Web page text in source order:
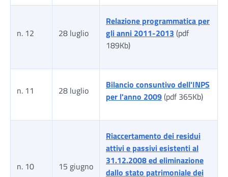
n. 12 28 luglio
Relazione programmatica per
gli anni 2011-2013 (pdf
189Kb)
n. 11 28 luglio
Bilancio consuntivo dell'INPS
per l'anno 2009(pdf 365Kb)
n. 10 15 giugno
Riaccertamento dei residui
attivi e passivi esistenti al
31.12.2008 ed eliminazione
dallo stato patrimoniale dei